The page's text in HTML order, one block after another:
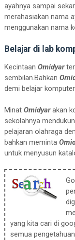
ayahnya sampai
merahasiakan nama
menggunakan nama
Belajar di lab
Kecintaan Omidyar
sembilan.Bahkan
demi belajar
Minat Omidyarakan
sekolahnya
pelajaran olahraga
bahkan meminta
untuk menyusun
yang kita cari di
semua